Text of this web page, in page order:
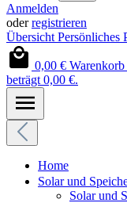
Anmelden
oderregistrieren
Übersicht Persönliches
0,00 €
beträgt 0,00 €.
Home
Solar und
Solar und